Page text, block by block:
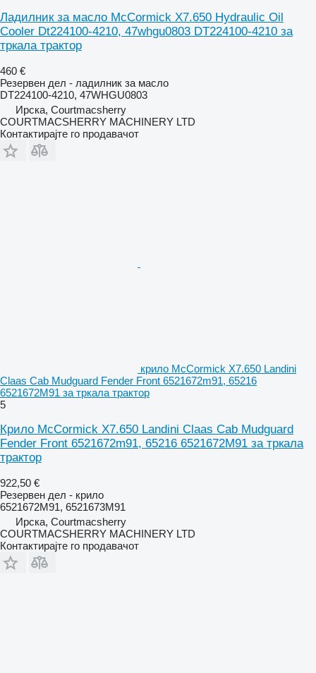
Ладилник за масло McCormick X7.650 Hydraulic Oil
Cooler Dt224100-4210, 47whgu0803 DT224100-4210 за
тркала трактор
460 €
Резервен дел - ладилник за масло
DT224100-4210, 47WHGU0803
Ирска, Courtmacsherry
COURTMACSHERRY MACHINERY LTD
Контактирајте го продавачот
крило McCormick X7.650 Landini
Claas Cab Mudguard Fender Front 6521672m91, 65216
6521672M91 за тркала трактор
5
Крило McCormick X7.650 Landini Claas Cab Mudguard
Fender Front 6521672m91, 65216 6521672M91 за тркала
трактор
922,50 €
Резервен дел - крило
6521672M91, 6521673M91
Ирска, Courtmacsherry
COURTMACSHERRY MACHINERY LTD
Контактирајте го продавачот